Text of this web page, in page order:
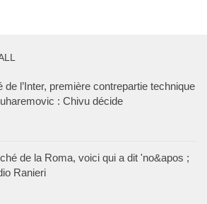
de l’Inter, première contrepartie technique
: Chivu décide
de la Roma, voici qui a dit 'no&apos ;
Ranieri